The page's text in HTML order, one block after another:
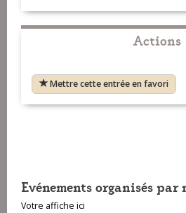
Actions
Mettre cette entrée en favori
Evénements organisés par
Votre affiche ici